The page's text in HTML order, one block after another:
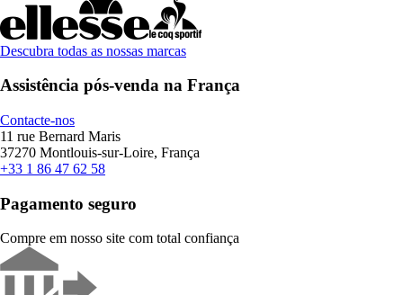
Descubra todas as nossas marcas
Assistência pós-venda na França
Contacte-nos
11 rue Bernard Maris
37270 Montlouis-sur-Loire, França
+33 1 86 47 62 58
Pagamento seguro
Compre em nosso site com total confiança